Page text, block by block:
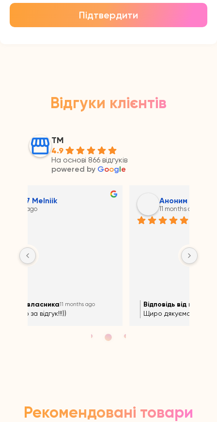
Підтвердити
Відгуки клієнтів
ТМ
4.9
На основі 866 відгуків
powered by Google
Відповідь від власника 11 months ago
Щиро дякуємо за відгук!!!))
Рекомендовані товари